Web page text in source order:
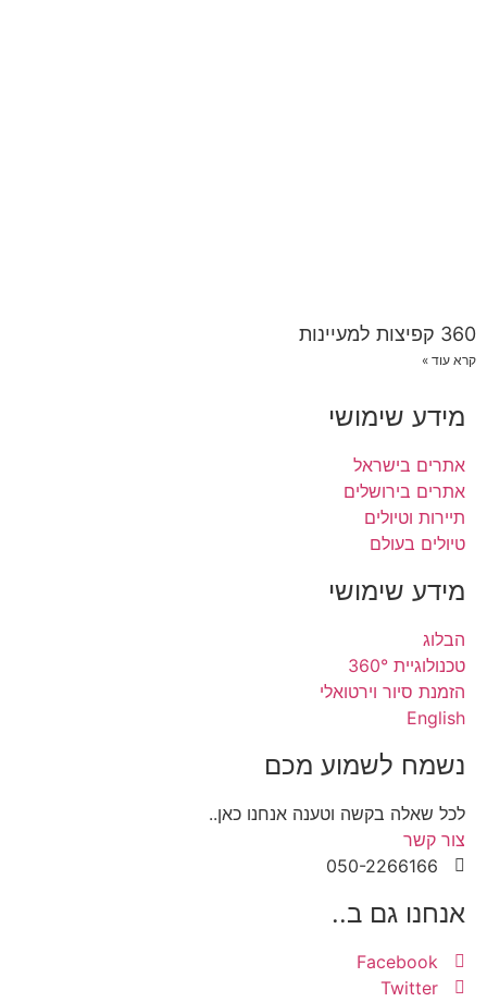
360 קפיצות למעיינות
קרא עוד »
מידע שימושי
אתרים בישראל
אתרים בירושלים
תיירות וטיולים
טיולים בעולם
מידע שימושי
הבלוג
טכנולוגיית 360°
הזמנת סיור וירטואלי
English
נשמח לשמוע מכם
לכל שאלה בקשה וטענה אנחנו כאן..
צור קשר
050-2266166
אנחנו גם ב..
Facebook
Twitter